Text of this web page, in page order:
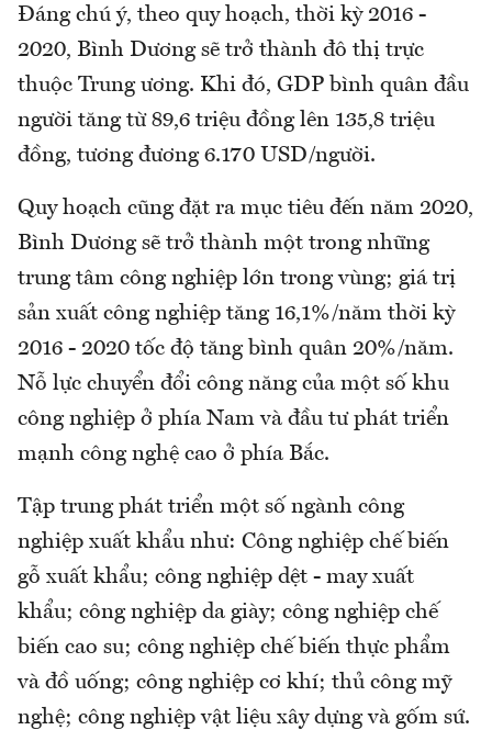
Đáng chú ý, theo quy hoạch, thời kỳ 2016 -
2020, Bình Dương sẽ trở thành đô thị trực
thuộc Trung ương. Khi đó, GDP bình quân đầu
người tăng từ 89,6 triệu đồng lên 135,8 triệu
đồng, tương đương 6.170 USD/người.
Quy hoạch cũng đặt ra mục tiêu đến năm 2020,
Bình Dương sẽ trở thành một trong những
trung tâm công nghiệp lớn trong vùng; giá trị
sản xuất công nghiệp tăng 16,1%/năm thời kỳ
2016 - 2020 tốc độ tăng bình quân 20%/năm.
Nỗ lực chuyển đổi công năng của một số khu
công nghiệp ở phía Nam và đầu tư phát triển
mạnh công nghệ cao ở phía Bắc.
Tập trung phát triển một số ngành công
nghiệp xuất khẩu như: Công nghiệp chế biến
gỗ xuất khẩu; công nghiệp dệt - may xuất
khẩu; công nghiệp da giày; công nghiệp chế
biến cao su; công nghiệp chế biến thực phẩm
và đồ uống; công nghiệp cơ khí; thủ công mỹ
nghệ; công nghiệp vật liệu xây dựng và gốm sứ.